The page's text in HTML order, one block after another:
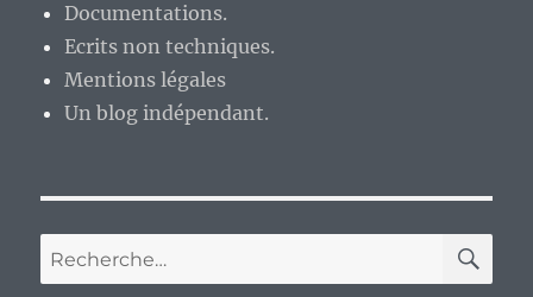
Documentations.
Ecrits non techniques.
Mentions légales
Un blog indépendant.
Recherche
pour :